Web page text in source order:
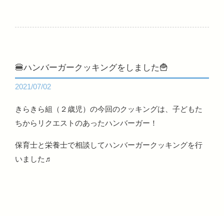
🍔ハンバーガークッキングをしました🍟
2021/07/02
きらきら組（２歳児）の今回のクッキングは、子どもた
ちからリクエストのあったハンバーガー！
保育士と栄養士で相談してハンバーガークッキングを行
いました♬